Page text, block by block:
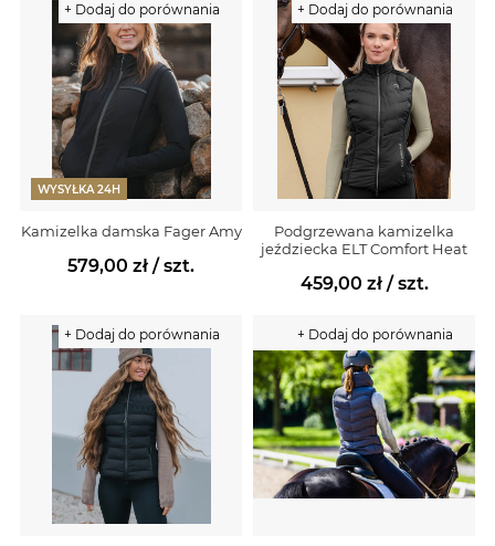
WYSYŁKA 24H
Kamizelka damska Fager Amy
579,00 zł / szt.
+ Dodaj do porównania
Podgrzewana kamizelka
jeździecka ELT Comfort Heat
459,00 zł/ szt.
+ Dodaj do porównania
+ Dodaj do porównania + Dodaj do porównania